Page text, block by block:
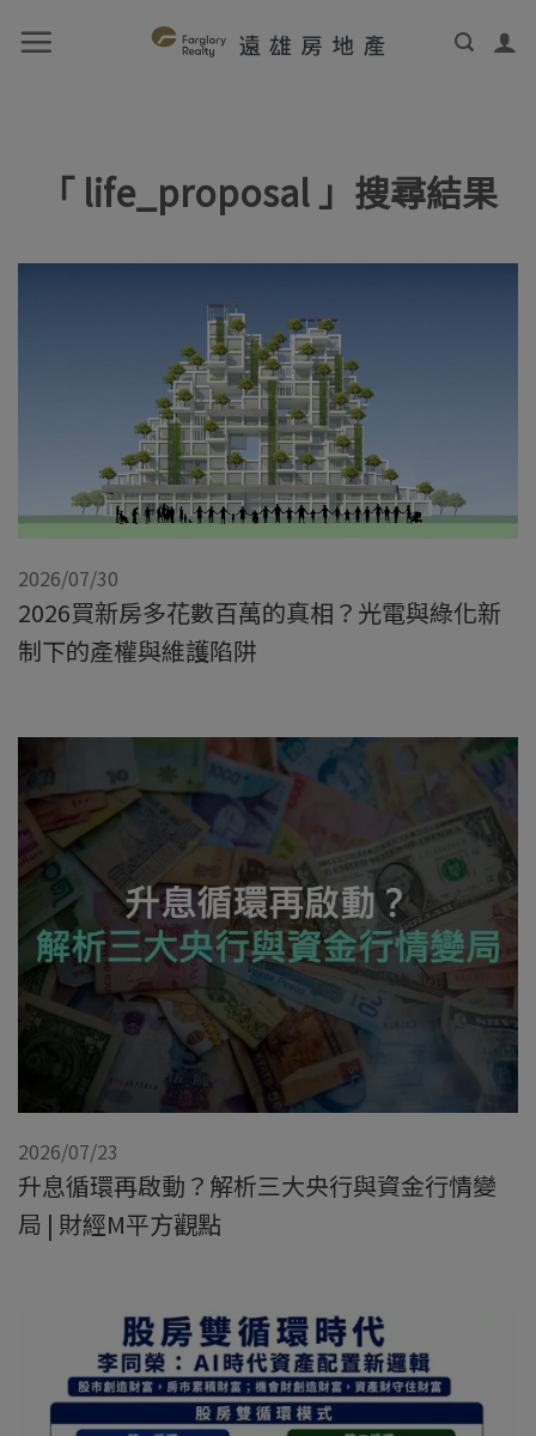
「 life_proposal 」搜尋結果
2026/07/30
2026買新房多花數百萬的真相？光電與綠化新
制下的產權與維護陷阱
2026/07/23
升息循環再啟動？解析三大央行與資金行情變
局 | 財經M平方觀點